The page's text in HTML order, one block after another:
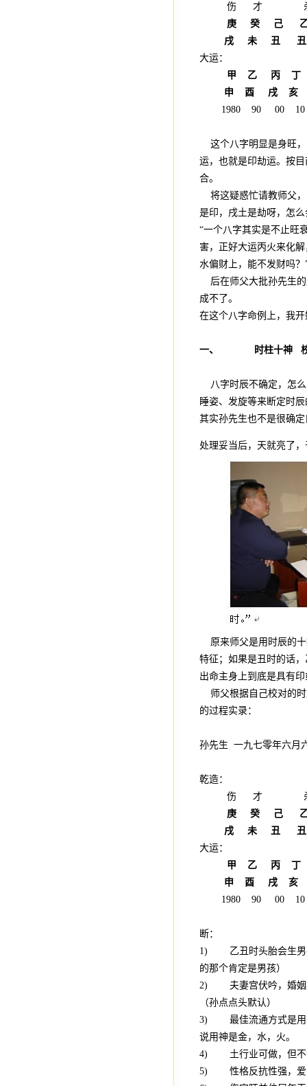
伤 才
庚 癸 己
戌 未 丑 丑
大运：
甲 乙 丙
申 酉 戌
1980 90 00 10
这个八字明显是身旺，
运，也就是印劫运。按
合。
将这疑惑忙请教师父，
是印，戌土是劫呀，怎
“一个八字其实是不止旺
害，正好大运丙火来化
水偏财上，能不发财吗？
后在师父大批孙先生的
成不了。
在这个八字命例上，我
一、 时柱十神
八字时辰不确定，怎么
睡姿、发旋等来断定时
其实孙先生也不是很确
处理妥当后，天就亮了
原来师父是用时辰的十
特征；如果是丑时的话
出命主身上到底是具有
师父根据自己校对的时
的过程实录：
孙先生 一九七零年六月
乾造：
伤 才 杀
庚 癸 己
戌 未 丑
大运：
甲 乙 丙
申 酉 戌
1980 90 00 10
断：
1) 乙丑时头胎会生男孩
的那个肯定是男孩）
2) 夫妻宫伏吟，婚姻必
（孙点点头默认）
3) 最佳流通方式是用火
说用神是金，水，火。
4) 土行业可做，但不
5) 性格反抗性强，爱